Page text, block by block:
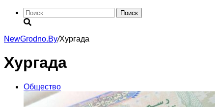
Поиск
NewGrodno.By/Хургада
Хургада
Общество